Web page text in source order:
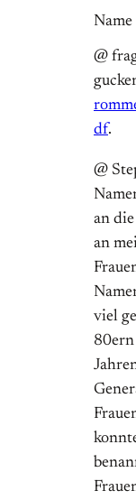
@
df.
@
an
an
viel
80ern